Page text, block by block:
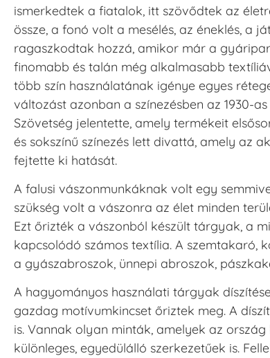
ismerkedtek a fiatalok, itt szövődtek az
össze, a fonó volt a mesélés, az éneklés, a
ragaszkodtak hozzá, amikor már a
finomabb és talán még alkalmasabb
több szín használatának igénye egyes
változást azonban a színezésben az 1930-
Szövetség jelentette, amely termékeit
és sokszínű színezés lett divattá, amely az
fejtette ki hatását.
A falusi vászonmunkáknak volt egy
szükség volt a vászonra az élet minden
Ezt őrizték a vászonból készült tárgyak, a
kapcsolódó számos textília. A szemtakaró,
a gyászabroszok, ünnepi abroszok,
A hagyományos használati tárgyak
gazdag motívumkincset őriztek meg. A
is. Vannak olyan minták, amelyek az
különleges, egyedülálló szerkezetűek is.